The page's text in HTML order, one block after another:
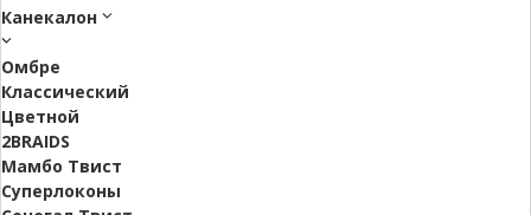
Канекалон
Омбре
Классический
Цветной
2BRAIDS
Мамбо Твист
Суперлоконы